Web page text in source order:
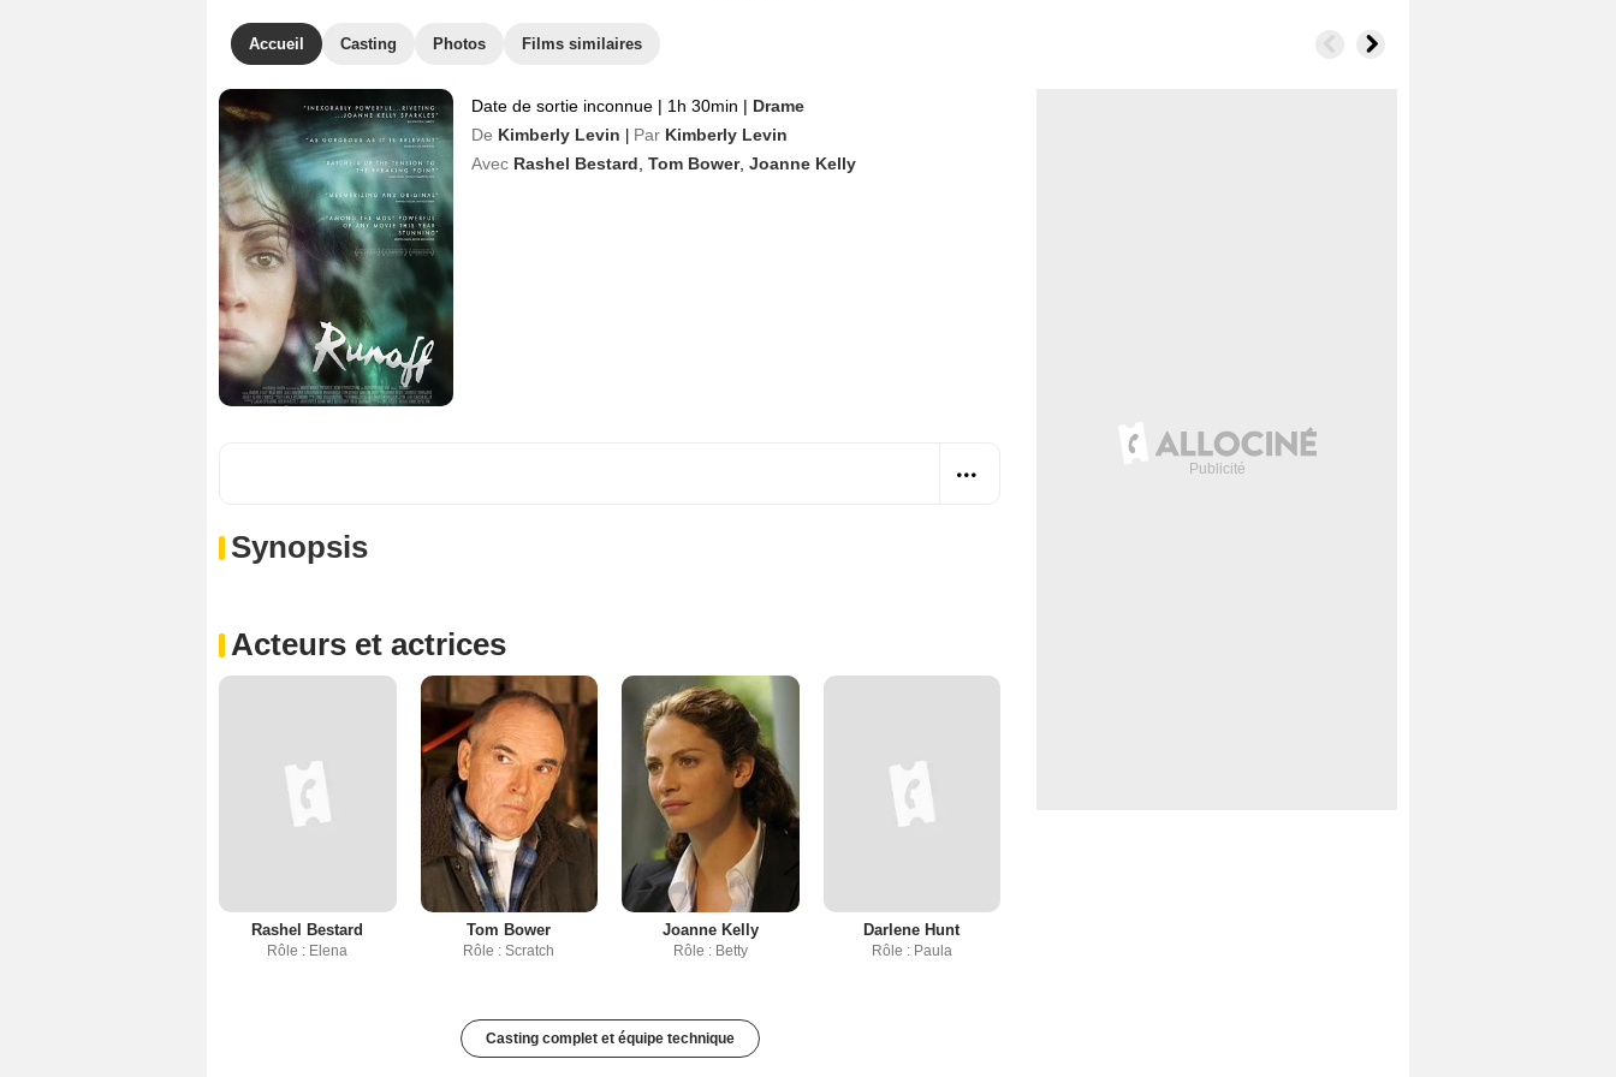
Accueil Casting Photos Films similaires
Date de sortie inconnue | 1h 30min | Drame
De Kimberly Levin Par Kimberly Levin
Avec Rashel Bestard Tom Bower, Joanne Kelly
Synopsis
Acteurs et actrices
Rashel Bestard
Rôle : Elena
Tom Bower
Rôle : Scratch
Joanne Kelly
Rôle : Betty
Darlene Hunt
Rôle : Paula
Casting complet et équipe technique